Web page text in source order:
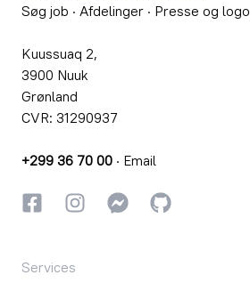
Søg job · Afdelinger · Presse og logo
Kuussuaq 2,
3900 Nuuk
Grønland
CVR: 31290937
+299 36 70 00 · Email
FacebookInstagramInstagram
GitHub
Services